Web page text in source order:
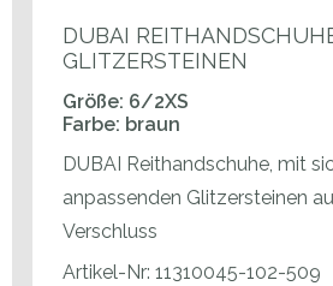
DUBAI
GLITZERSTEINEN
Größe: 6/2XS
Farbe: braun
DUBAI Reithandschuhe, mit
anpassenden Glitzersteinen
Verschluss
Artikel-Nr: 11310045-102-509